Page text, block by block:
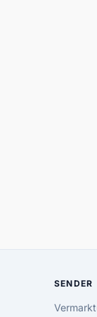
SENDER